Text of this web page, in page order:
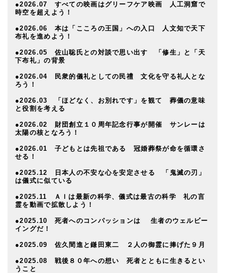
●2026.07 すべての映画はグリーフケア映画 人工洞窟で
時空を超えよう！
●2026.06 本は「こころの王国」への入口 人文知で天下
布礼を進めよう！
●2026.05 佐山聡氏との対談で思い出す 「修生」と「天
下布礼」の背景
●2026.04 民衆的儀礼としての民禮 文化を守る礼人とな
ろう！
●2026.03 「ほどなく、お別れです」を観て 葬儀の意味
と役割を考える
●2026.02 財団創立１０周年記念行事が開催 サンレーは
太陽の核となろう！
●2026.01 子どもとは先祖である 冠婚葬祭が命を循環さ
せる！
●2025.12 日本人の不安な心を安定させる 「鬼滅の刃」
は儀式に似ている
●2025.11 ＡＩは最新の科学、儀式は最古の科学 礼の言
霊を動画で拡散しよう！
●2025.10 死者へのコンパッションは 生者のウェルビー
イングだ！
●2025.09 佐久間進と鎌田東二 ２人の御霊に捧げた９月
●2025.08 戦後８０年への想い 死者とともに生きるとい
うこと